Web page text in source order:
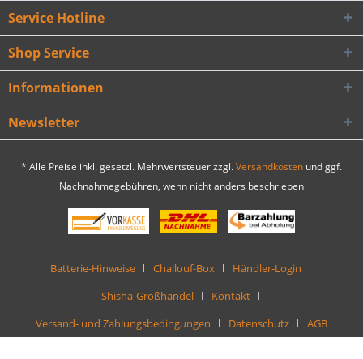
Service Hotline
Shop Service
Informationen
Newsletter
* Alle Preise inkl. gesetzl. Mehrwertsteuer zzgl.Versandkosten und ggf.
Nachnahmegebühren, wenn nicht anders beschrieben
Batterie-Hinweise Challouf-Box
Händler-Login
Shisha-Großhandel
Kontakt
Versand- und Zahlungsbedingungen
Datenschutz AGB